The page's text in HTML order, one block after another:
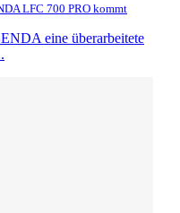
LFC 700 PRO kommt
eine überarbeitete